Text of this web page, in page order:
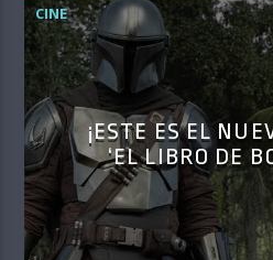
CINE
¡ESTE ES EL
‘EL LIBRO DE